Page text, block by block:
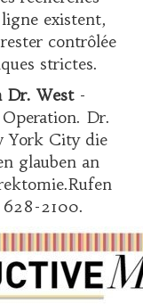
existent,
contrôlée
strictes.
Dr. West-
Dr.
York City die
glauben an
2100.